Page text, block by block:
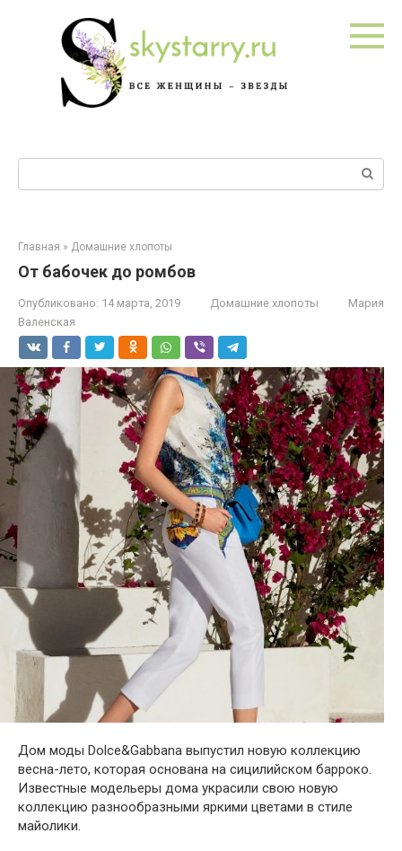
Поиск:
Главная » Домашние хлопоты
От бабочек до ромбов
Опубликовано: 14 марта, 2019 Домашние хлопоты
Мария
Валенская
Дом моды Dolce&Gabbana выпустил новую коллекцию
весна-лето, которая основана на сицилийском барроко.
Известные модельеры дома украсили свою новую
коллекцию разнообразными яркими цветами в стиле
майолики.